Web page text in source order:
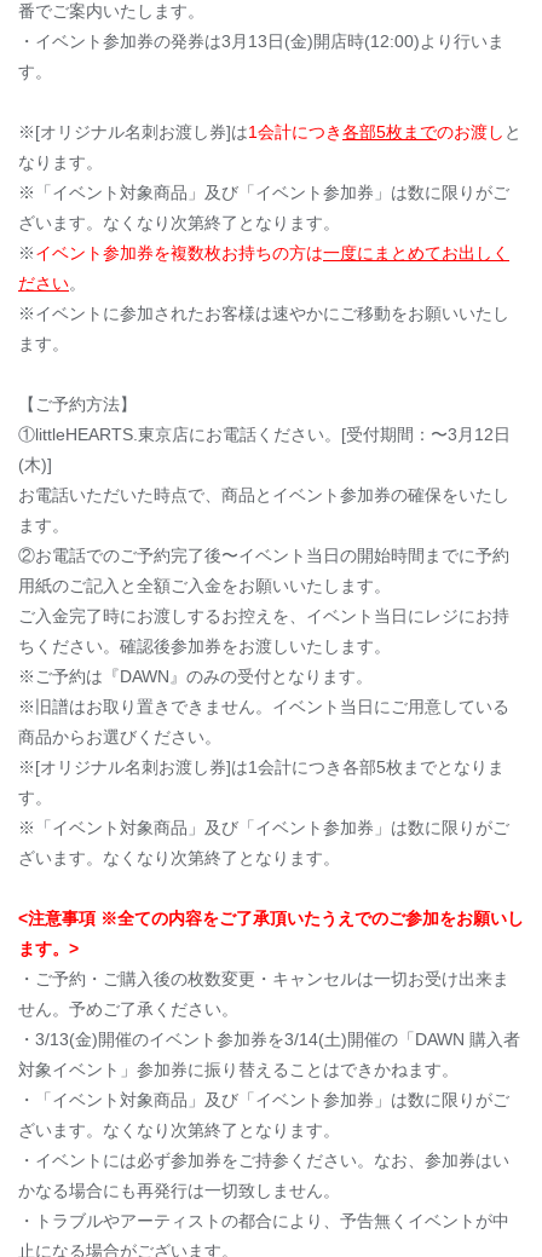
番でご案内いたします。
・イベント参加券の発券は3月13日(金)開店時(12:00)より行いま
す。
※[オリジナル名刺お渡し券]は1会計につき各部5枚までのお渡し と
なります。
※「イベント対象商品」及び「イベント参加券」は数に限りがご
ざいます。なくなり次第終了となります。
※イベント参加券を複数枚お持ちの方は一度にまとめてお出しく
ださい。
※イベントに参加されたお客様は速やかにご移動をお願いいたし
ます。
【ご予約方法】
①littleHEARTS.東京店にお電話ください。[受付期間：〜3月12日
(木)]
お電話いただいた時点で、商品とイベント参加券の確保をいたし
ます。
②お電話でのご予約完了後〜イベント当日の開始時間までに予約
用紙のご記入と全額ご入金をお願いいたします。
ご入金完了時にお渡しするお控えを、イベント当日にレジにお持
ちください。確認後参加券をお渡しいたします。
※ご予約は『DAWN』のみの受付となります。
※旧譜はお取り置きできません。イベント当日にご用意している
商品からお選びください。
※[オリジナル名刺お渡し券]は1会計につき各部5枚までとなりま
す。
※「イベント対象商品」及び「イベント参加券」は数に限りがご
ざいます。なくなり次第終了となります。
<注意事項 ※全ての内容をご了承頂いたうえでのご参加をお願いし
ます。>
・ご予約・ご購入後の枚数変更・キャンセルは一切お受け出来ま
せん。予めご了承ください。
・3/13(金)開催のイベント参加券を3/14(土)開催の「DAWN 購入者
対象イベント」参加券に振り替えることはできかねます。
・「イベント対象商品」及び「イベント参加券」は数に限りがご
ざいます。なくなり次第終了となります。
・イベントには必ず参加券をご持参ください。なお、参加券はい
かなる場合にも再発行は一切致しません。
・トラブルやアーティストの都合により、予告無くイベントが中
止になる場合がございます。